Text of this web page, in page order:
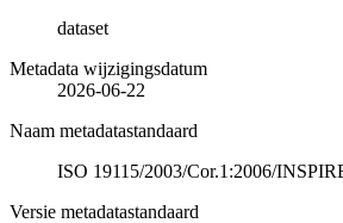
dataset
Metadata wijzigingsdatum
2026-06-22
Naam metadatastandaard
ISO 19115/2003/Cor.1:2006/
Versie metadatastandaard